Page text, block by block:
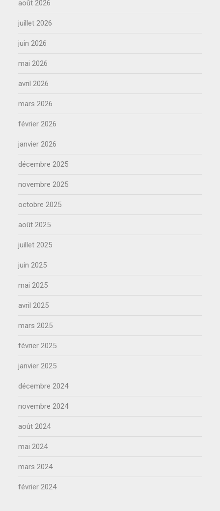
août 2026
juillet 2026
juin 2026
mai 2026
avril 2026
mars 2026
février 2026
janvier 2026
décembre 2025
novembre 2025
octobre 2025
août 2025
juillet 2025
juin 2025
mai 2025
avril 2025
mars 2025
février 2025
janvier 2025
décembre 2024
novembre 2024
août 2024
mai 2024
mars 2024
février 2024